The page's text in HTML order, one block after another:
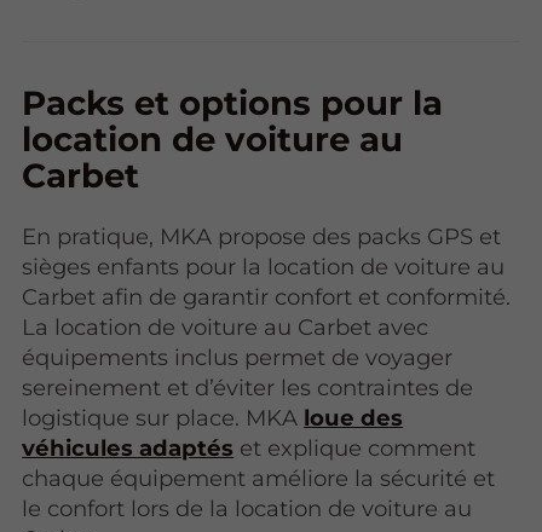
Packs et options pour la
location de voiture au
Carbet
En pratique, MKA propose des packs GPS et
sièges enfants pour la location de voiture au
Carbet afin de garantir confort et conformité.
La location de voiture au Carbet avec
équipements inclus permet de voyager
sereinement et d’éviter les contraintes de
logistique sur place. MKA loue des
véhicules adaptés et explique comment
chaque équipement améliore la sécurité et
le confort lors de la location de voiture au